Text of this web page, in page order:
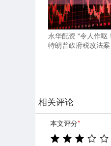
永华配资 “令人作呕
特朗普政府税改法案
相关评论
本文评分*